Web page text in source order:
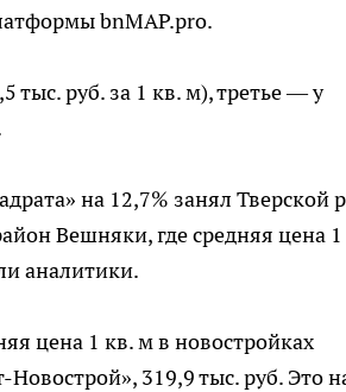
bnMAP.pro.
тыс. руб. за 1 кв. м), третье — у
на 12,7% занял Тверской
Вешняки, где средняя цена
аналитики.
цена 1 кв. м в новостройках
Новострой», 319,9 тыс. руб. Это